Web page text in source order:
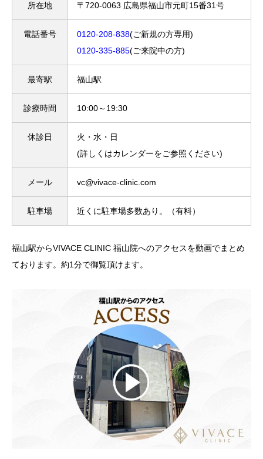
所在地 〒720-0063 広島県福山市元町15番31号
電話番号 0120-208-838(ご新規の方専用)
0120-335-885(ご来院中の方)
最寄駅 福山駅
診療時間 10:00～19:30
休診日
火・水・日
(詳しくはカレンダーをご参照ください)
メール vc@vivace-clinic.com
駐車場 近くに駐車場多数あり。（有料）
福山駅からVIVACE CLINIC 福山院へのアクセスを動画でまとめ
ております。約1分で御覧頂けます。